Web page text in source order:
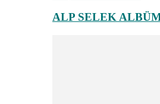
ALP SELEK